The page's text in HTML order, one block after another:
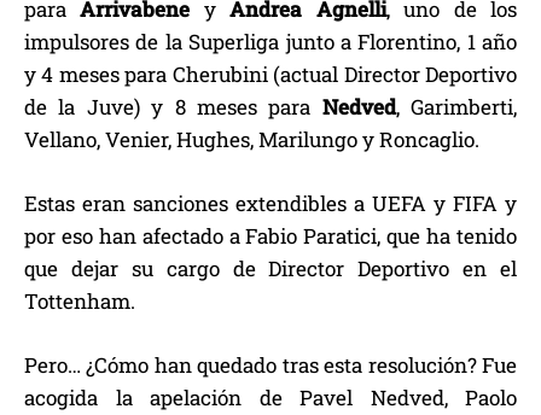
paraArrivabene yAndrea Agnelli, uno de los
impulsores de la Superliga junto a Florentino, 1 año
y 4 meses para Cherubini (actual Director Deportivo
de la Juve) y 8 meses para Nedved, Garimberti,
Vellano, Venier, Hughes, Marilungo y Roncaglio.
Estas eran sanciones extendibles a UEFA y FIFA y
por eso han afectado a Fabio Paratici, que ha tenido
que dejar su cargo de Director Deportivo en el
Tottenham.
Pero… ¿Cómo han quedado tras esta resolución? Fue
acogida la apelación de Pavel Nedved, Paolo